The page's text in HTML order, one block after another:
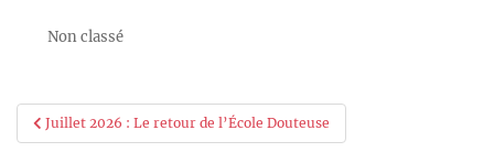
Non classé
Navigation
Juillet 2026 : Le retour de l’École Douteuse